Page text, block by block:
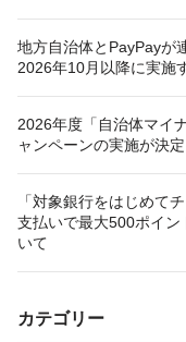
地方自治体とPayPayが
2026年10月以降に実施
2026年度「自治体マイ
ャンペーンの実施が決定
「対象銀行をはじめて
支払いで最大500ポイ
いて
カテゴリー